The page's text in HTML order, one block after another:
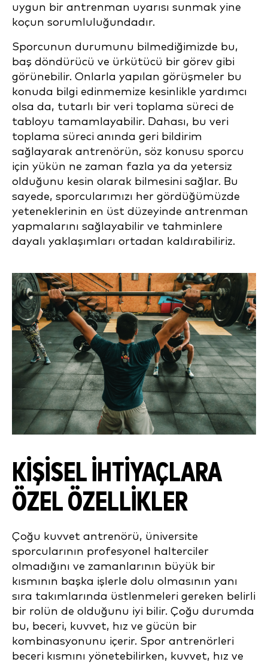
uygun bir antrenman uyarısı sunmak yine
koçun sorumluluğundadır.
Sporcunun durumunu bilmediğimizde bu,
baş döndürücü ve ürkütücü bir görev gibi
görünebilir. Onlarla yapılan görüşmeler bu
konuda bilgi edinmemize kesinlikle yardımcı
olsa da, tutarlı bir veri toplama süreci de
tabloyu tamamlayabilir. Dahası, bu veri
toplama süreci anında geri bildirim
sağlayarak antrenörün, söz konusu sporcu
için yükün ne zaman fazla ya da yetersiz
olduğunu kesin olarak bilmesini sağlar. Bu
sayede, sporcularımızı her gördüğümüzde
yeteneklerinin en üst düzeyinde antrenman
yapmalarını sağlayabilir ve tahminlere
dayalı yaklaşımları ortadan kaldırabiliriz.
KİŞİSEL İHTİYAÇLARA
ÖZEL ÖZELLİKLER
Çoğu kuvvet antrenörü, üniversite
sporcularının profesyonel halterciler
olmadığını ve zamanlarının büyük bir
kısmının başka işlerle dolu olmasının yanı
sıra takımlarında üstlenmeleri gereken belirli
bir rolün de olduğunu iyi bilir. Çoğu durumda
bu, beceri, kuvvet, hız ve gücün bir
kombinasyonunu içerir. Spor antrenörleri
beceri kısmını yönetebilirken, kuvvet, hız ve